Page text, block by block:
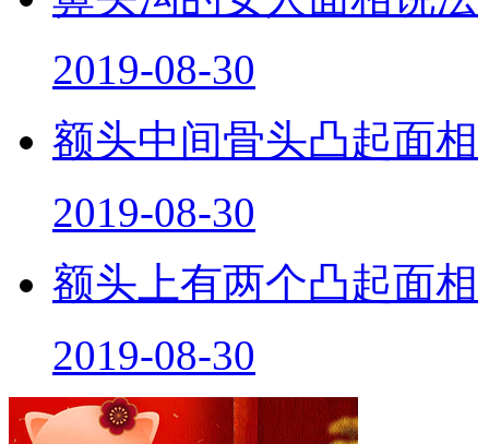
2019-08-30
额头中间骨头凸起面相
2019-08-30
额头上有两个凸起面相
2019-08-30